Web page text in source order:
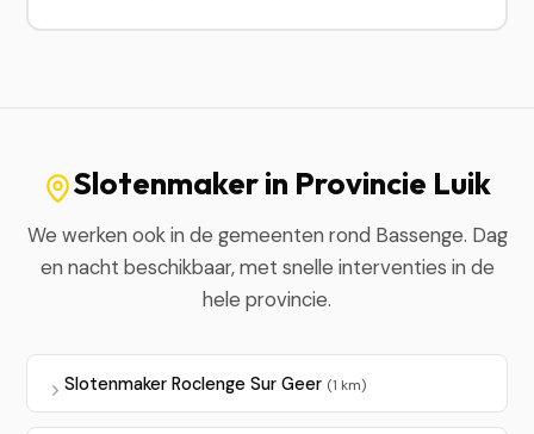
Slotenmaker in Provincie Luik
We werken ook in de gemeenten rond Bassenge. Dag
en nacht beschikbaar, met snelle interventies in de
hele provincie.
Slotenmaker Roclenge Sur Geer (1 km)